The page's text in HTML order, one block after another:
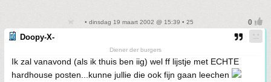
• dinsdag 19 maart 2002 @ 15:39 • 25
Doopy-X-
Diener der burgers
Ik zal vanavond (als ik thuis ben iig) wel ff lijstje met ECHTE
hardhouse posten...kunne jullie die ook fijn gaan leechen